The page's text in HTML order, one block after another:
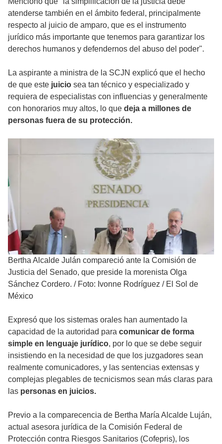
atenderse también en el ámbito federal, principalmente
respecto al juicio de amparo, que es el instrumento
jurídico más importante que tenemos para garantizar los
derechos humanos y defendernos del abuso del poder".
La aspirante a ministra de la SCJN explicó que el hecho
de que este juicio sea tan técnico y especializado y
requiera de especialistas con influencias y generalmente
con honorarios muy altos, lo que deja a millones de
personas fuera de su protección.
Bertha Alcalde Julán compareció ante la Comisión de
Justicia del Senado, que preside la morenista Olga
Sánchez Cordero. / Foto: Ivonne Rodríguez / El Sol de
México
Expresó que los sistemas orales han aumentado la
capacidad de la autoridad para comunicar de forma
simple en lenguaje jurídico, por lo que se debe seguir
insistiendo en la necesidad de que los juzgadores sean
realmente comunicadores, y las sentencias extensas y
complejas plegables de tecnicismos sean más claras para
las personas en juicios.
Previo a la comparecencia de Bertha María Alcalde Luján,
actual asesora jurídica de la Comisión Federal de
Protección contra Riesgos Sanitarios (Cofepris), los